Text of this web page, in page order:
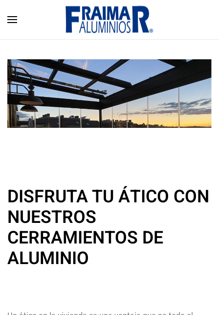
Skip to main content
DISFRUTA TU ÁTICO CON
NUESTROS
CERRAMIENTOS DE
ALUMINIO